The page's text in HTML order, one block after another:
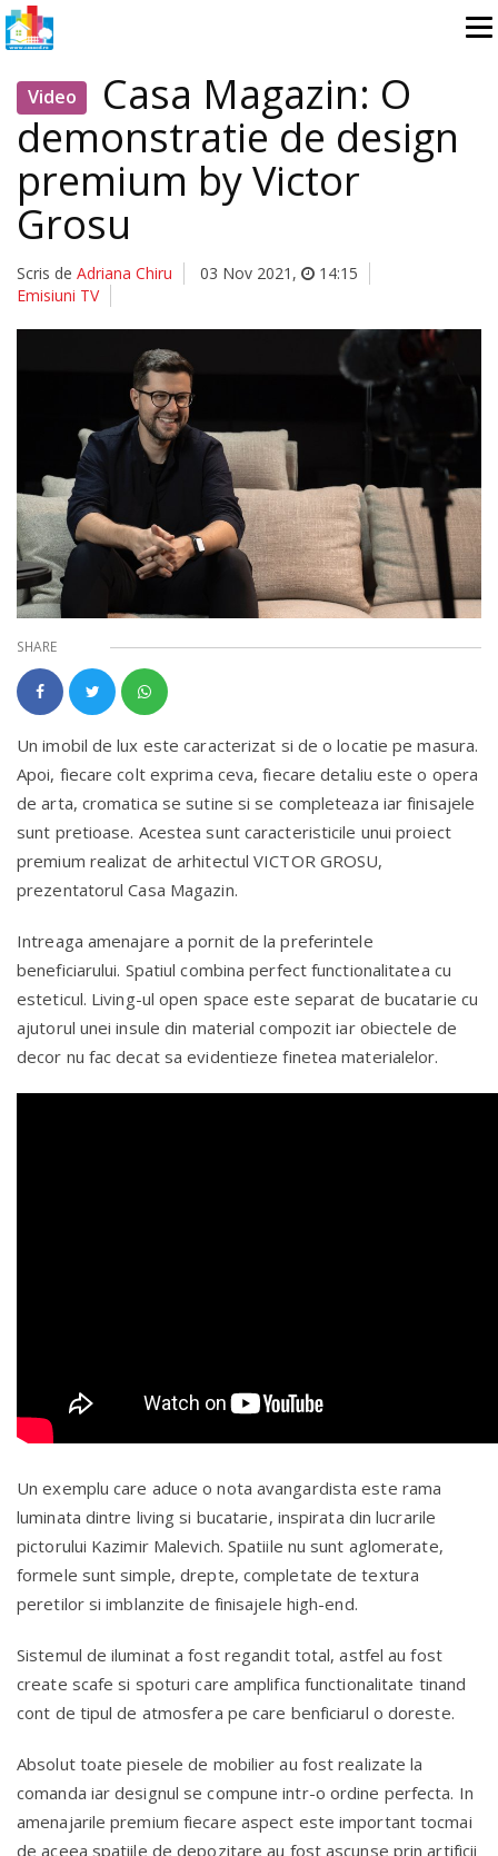
Video Casa Magazin: O
demonstratie de design
premium by Victor
Grosu
Scris de Adriana Chiru 03 Nov 2021 ,
14:15
Emisiuni TV
SHARE
Un imobil de lux este caracterizat si de o locatie pe masura.
Apoi, fiecare colt exprima ceva, fiecare detaliu este o opera
de arta, cromatica se sutine si se completeaza iar finisajele
sunt pretioase. Acestea sunt caracteristicile unui proiect
premium realizat de arhitectul VICTOR GROSU,
prezentatorul Casa Magazin.
Intreaga amenajare a pornit de la preferintele
beneficiarului. Spatiul combina perfect functionalitatea cu
esteticul. Living-ul open space este separat de bucatarie cu
ajutorul unei insule din material compozit iar obiectele de
decor nu fac decat sa evidentieze finetea materialelor.
Un exemplu care aduce o nota avangardista este rama
luminata dintre living si bucatarie, inspirata din lucrarile
pictorului Kazimir Malevich. Spatiile nu sunt aglomerate,
formele sunt simple, drepte, completate de textura
peretilor si imblanzite de finisajele high-end.
Sistemul de iluminat a fost regandit total, astfel au fost
create scafe si spoturi care amplifica functionalitate tinand
cont de tipul de atmosfera pe care benficiarul o doreste.
Absolut toate piesele de mobilier au fost realizate la
comanda iar designul se compune intr-o ordine perfecta. In
amenajarile premium fiecare aspect este important tocmai
de aceea spatiile de depozitare au fost ascunse prin artificii